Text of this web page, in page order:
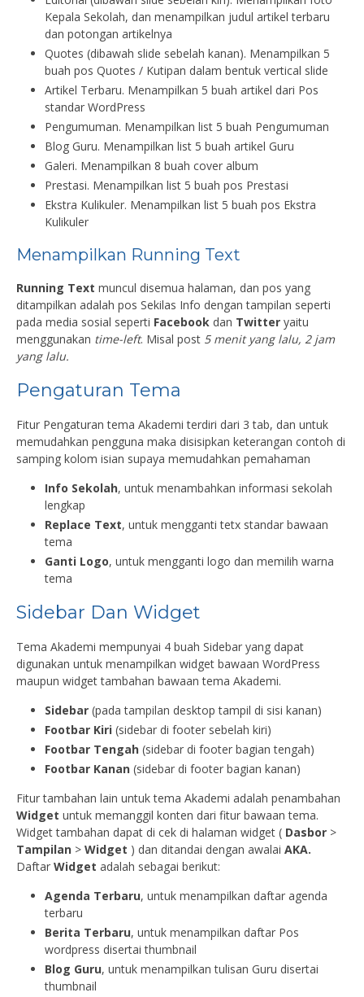
Kepala Sekolah, dan menampilkan judul artikel terbaru
dan potongan artikelnya
Quotes (dibawah slide sebelah kanan). Menampilkan 5
buah pos Quotes / Kutipan dalam bentuk vertical slide
Artikel Terbaru. Menampilkan 5 buah artikel dari Pos
standar WordPress
Pengumuman. Menampilkan list 5 buah Pengumuman
Blog Guru. Menampilkan list 5 buah artikel Guru
Galeri. Menampilkan 8 buah cover album
Prestasi. Menampilkan list 5 buah pos Prestasi
Ekstra Kulikuler. Menampilkan list 5 buah pos Ekstra
Kulikuler
Menampilkan Running Text
Running Text muncul disemua halaman, dan pos yang
ditampilkan adalah pos Sekilas Info dengan tampilan seperti
pada media sosial seperti Facebook dan Twitter yaitu
menggunakan time-left. Misal post 5 menit yang lalu, 2 jam
yang lalu.
Pengaturan Tema
Fitur Pengaturan tema Akademi terdiri dari 3 tab, dan untuk
memudahkan pengguna maka disisipkan keterangan contoh di
samping kolom isian supaya memudahkan pemahaman
Info Sekolah, untuk menambahkan informasi sekolah
lengkap
Replace Text, untuk mengganti tetx standar bawaan
tema
Ganti Logo, untuk mengganti logo dan memilih warna
tema
Sidebar Dan Widget
Tema Akademi mempunyai 4 buah Sidebar yang dapat
digunakan untuk menampilkan widget bawaan WordPress
maupun widget tambahan bawaan tema Akademi.
Sidebar (pada tampilan desktop tampil di sisi kanan)
Footbar Kiri (sidebar di footer sebelah kiri)
Footbar Tengah (sidebar di footer bagian tengah)
Footbar Kanan (sidebar di footer bagian kanan)
Fitur tambahan lain untuk tema Akademi adalah penambahan
Widget untuk memanggil konten dari fitur bawaan tema.
Widget tambahan dapat di cek di halaman widget ( Dasbor >
Tampilan > Widget ) dan ditandai dengan awalai AKA.
Daftar Widget adalah sebagai berikut:
Agenda Terbaru, untuk menampilkan daftar agenda
terbaru
Berita Terbaru, untuk menampilkan daftar Pos
wordpress disertai thumbnail
Blog Guru, untuk menampilkan tulisan Guru disertai
thumbnail